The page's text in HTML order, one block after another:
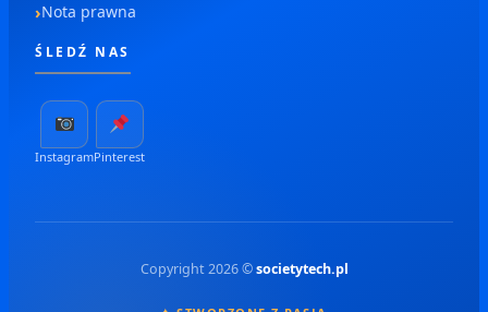
Nota prawna
ŚLEDŹ NAS
InstagramPinterest
Copyright 2026 ©societytech.pl